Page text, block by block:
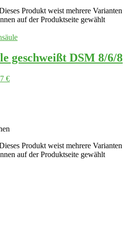
Produkt weist mehrere Varianten
auf der Produktseite gewählt
geschweißt DSM 8/6/8
€
Produkt weist mehrere Varianten
auf der Produktseite gewählt